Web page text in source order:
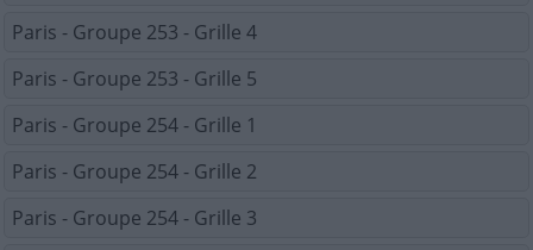
Paris - Groupe 253 - Grille 4
Paris - Groupe 253 - Grille 5
Paris - Groupe 254 - Grille 1
Paris - Groupe 254 - Grille 2
Paris - Groupe 254 - Grille 3